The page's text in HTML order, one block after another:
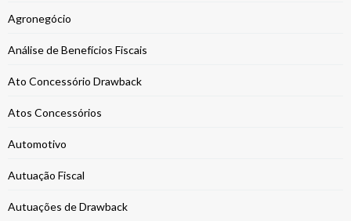
Agronegócio
Análise de Benefícios Fiscais
Ato Concessório Drawback
Atos Concessórios
Automotivo
Autuação Fiscal
Autuações de Drawback